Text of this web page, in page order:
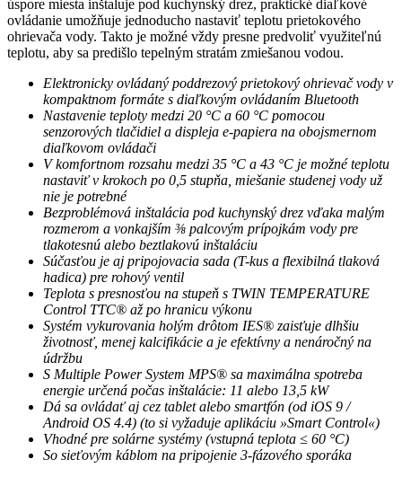
úspore miesta inštaluje pod kuchynský drez, praktické diaľkové
ovládanie umožňuje jednoducho nastaviť teplotu prietokového
ohrievača vody. Takto je možné vždy presne predvoliť využiteľnú
teplotu, aby sa predišlo tepelným stratám zmiešanou vodou.
Elektronicky ovládaný poddrezový prietokový ohrievač vody v
kompaktnom formáte s diaľkovým ovládaním Bluetooth
Nastavenie teploty medzi 20 °C a 60 °C pomocou
senzorových tlačidiel a displeja e-papiera na obojsmernom
diaľkovom ovládači
V komfortnom rozsahu medzi 35 °C a 43 °C je možné teplotu
nastaviť v krokoch po 0,5 stupňa, miešanie studenej vody už
nie je potrebné
Bezproblémová inštalácia pod kuchynský drez vďaka malým
rozmerom a vonkajším ⅜ palcovým prípojkám vody pre
tlakotesnú alebo beztlakovú inštaláciu
Súčasťou je aj pripojovacia sada (T-kus a flexibilná tlaková
hadica) pre rohový ventil
Teplota s presnosťou na stupeň s TWIN TEMPERATURE
Control TTC® až po hranicu výkonu
Systém vykurovania holým drôtom IES® zaisťuje dlhšiu
životnosť, menej kalcifikácie a je efektívny a nenáročný na
údržbu
S Multiple Power System MPS® sa maximálna spotreba
energie určená počas inštalácie: 11 alebo 13,5 kW
Dá sa ovládať aj cez tablet alebo smartfón (od iOS 9 /
Android OS 4.4) (to si vyžaduje aplikáciu »Smart Control«)
Vhodné pre solárne systémy (vstupná teplota ≤ 60 °C)
So sieťovým káblom na pripojenie 3-fázového sporáka